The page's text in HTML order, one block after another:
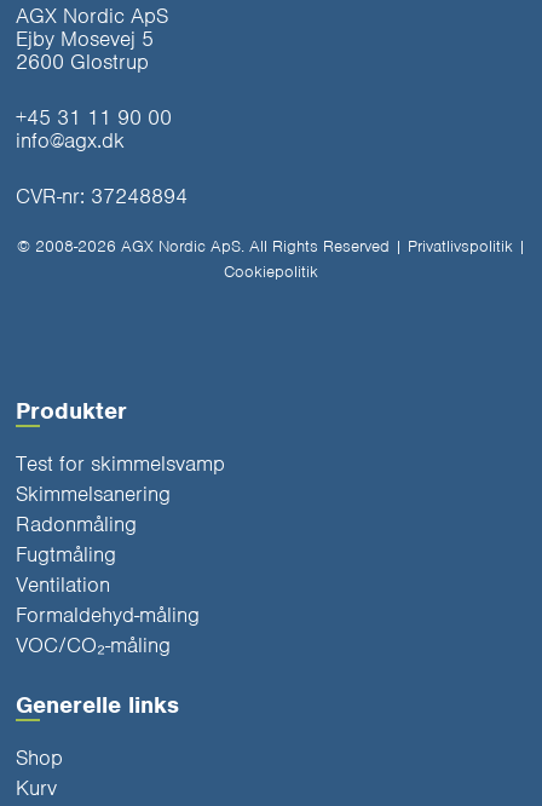
AGX Nordic ApS
Ejby Mosevej 5
2600 Glostrup
+45 31 11 90 00
info@agx.dk
CVR-nr: 37248894
© 2008-2026 AGX Nordic ApS. All Rights Reserved | Privatlivspolitik|
Cookiepolitik
Produkter
Test for skimmelsvamp
Skimmelsanering
Radonmåling
Fugtmåling
Ventilation
Formaldehyd-måling
VOC/CO₂-måling
Generelle links
Shop
Kurv